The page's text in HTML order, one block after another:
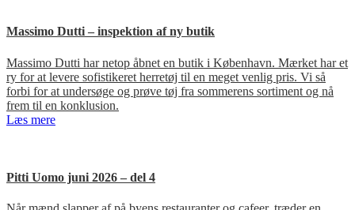
Massimo Dutti – inspektion af ny butik
Massimo Dutti har netop åbnet en butik i København. Mærket har et
ry for at levere sofistikeret herretøj til en meget venlig pris. Vi så
forbi for at undersøge og prøve tøj fra sommerens sortiment og nå
frem til en konklusion.
Læs mere
Pitti Uomo juni 2026 – del 4